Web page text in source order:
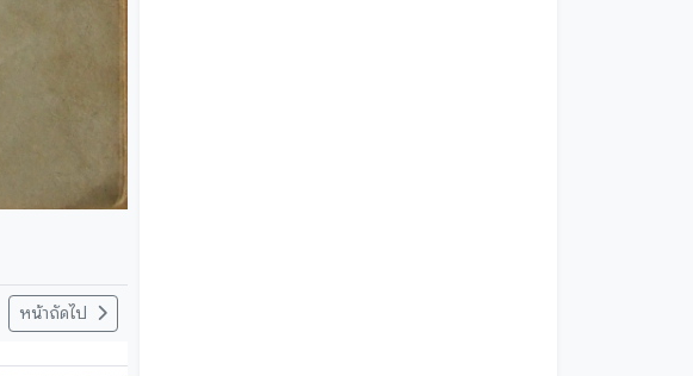
หน้าถัดไป